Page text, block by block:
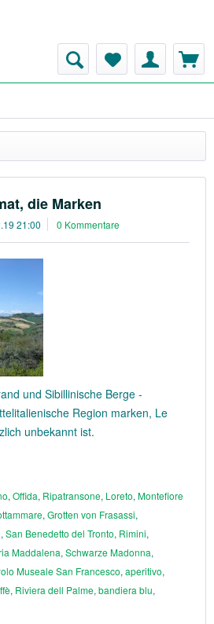
die Marken
21:00 0 Kommentare
und Sibillinische Berge -
Region marken, Le
unbekannt ist.
, Offida, Ripatransone, Loreto, Montefiore
, Grotten von Frasassi,
, San Benedetto del Tronto, Rimini,
Maddalena, Schwarze Madonna,
Museale San Francesco, aperitivo,
, Riviera dell Palme, bandiera blu,